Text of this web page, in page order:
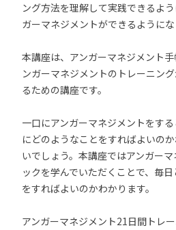
ング方法を理解して実践できるよ
ガーマネジメントができるようにな
本講座は、アンガーマネジメント
ンガーマネジメントのトレーニン
るための講座です。
一口にアンガーマネジメントをす
にどのようなことをすればよいの
いでしょう。本講座ではアンガー
ックを学んでいただくことで、毎
をすればよいのかわかります。
アンガーマネジメント21日間トレ